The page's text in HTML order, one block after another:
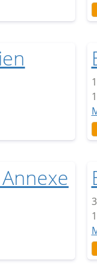
Korsec
Annexe